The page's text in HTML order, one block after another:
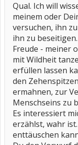
Qual. Ich will
meinem oder
versuchen, ihn
ihn zu
Freude - meiner
mit Wildheit
erfüllen lassen
den
ermahnen, zur
Menschseins zu
Es interessiert
erzählst, wahr
enttäuschen